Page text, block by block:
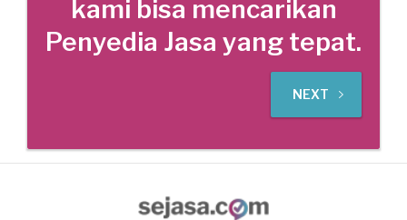
kami bisa mencarikan
Penyedia Jasa yang tepat.
NEXT